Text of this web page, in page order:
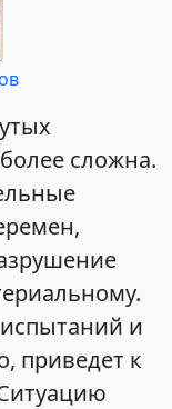
сложна.
и
приведет к